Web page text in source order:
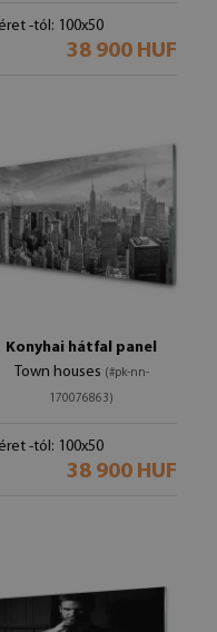
-tól: 100x50
38 900 HUF
Konyhai hátfal panel
Town houses (#pk-nn-
170076863)
-tól: 100x50
38 900 HUF